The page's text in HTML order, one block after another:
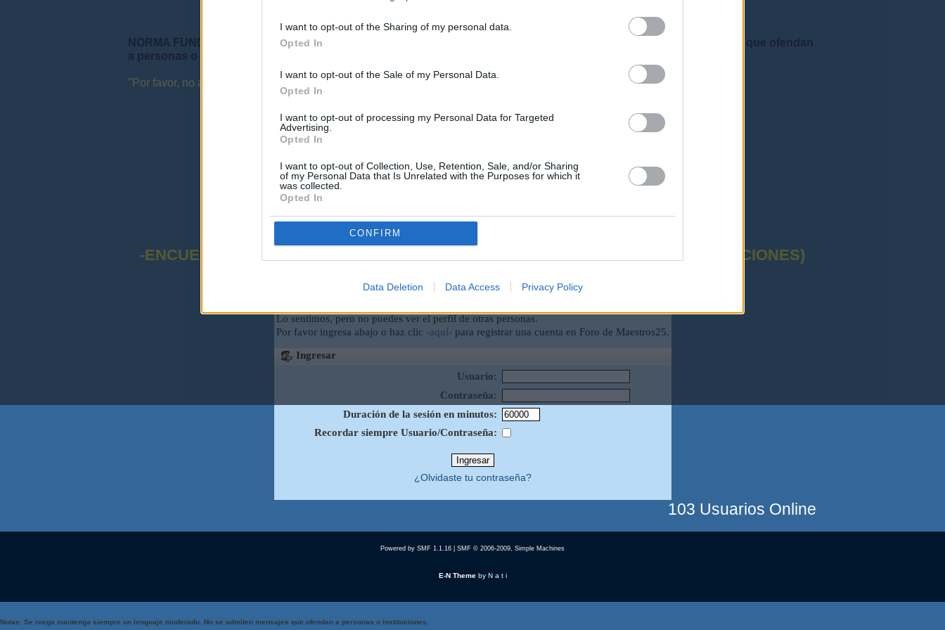
I want to opt-out of the Sharing of my personal data.
Opted In
I want to opt-out of the Sale of my Personal Data.
Opted In
I want to opt-out of processing my Personal Data for Targeted
Advertising.
Opted In
I want to opt-out of Collection, Use, Retention, Sale, and/or Sharing
of my Personal Data that Is Unrelated with the Purposes for which it
was collected.
Opted In
CONFIRM
Data Deletion Data Access Privacy Policy
NORMA FUNDAMENTAL DEL FORO: "Se ruega mantenga siempre un lenguaje moderado. No se admiten mensajes que ofendan
a personas o instituciones ni que creen crispación"
"Por favor, no abuse de las mayúsculas e intente utilizar una expresión y ortografía correctas"
-ENCUESTA SOBRE EL PROCEDIMENTO SELECTIVO DOCENTE ACTUAL (OPOSICIONES)
Lo sentimos, pero no puedes ver el perfil de otras personas.
Por favor ingresa abajo o haz clic -aquí- para registrar una cuenta en Foro de Maestros25.
Ingresar
Usuario:
Contraseña:
Duración de la sesión en minutos:
Recordar siempre Usuario/Contraseña:
¿Olvidaste tu contraseña?
Powered by SMF 1.1.16 SMF © 2006-2009, Simple Machines
E-N Themeby N a t i
Notas: Se ruega mantenga siempre un lenguaje moderado. No se admiten mensajes que ofendan a personas o instituciones.